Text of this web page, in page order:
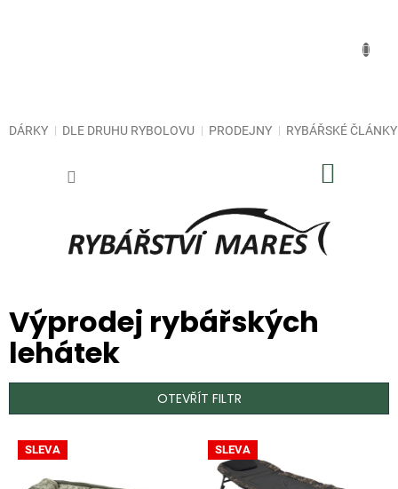
DÁRKY DLE DRUHU RYBOLOVU PRODEJNY RYBÁŘSKÉ ČLÁNKY
Výprodej rybářských
lehátek
OTEVŘÍT FILTR
V
ý
SLEVA SLEVA